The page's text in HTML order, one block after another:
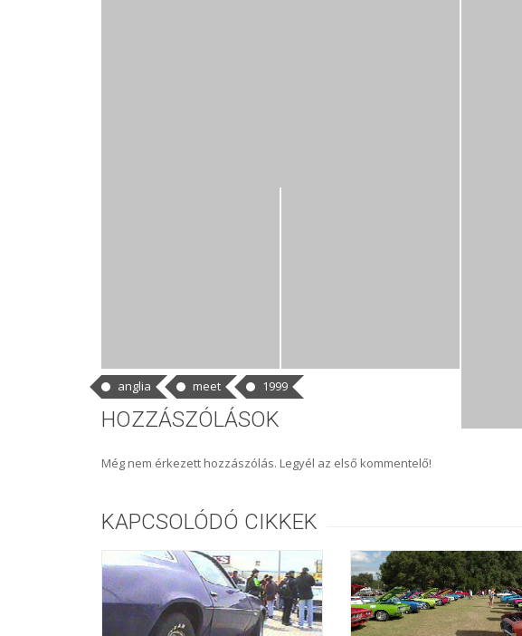
anglia meet 1999
HOZZÁSZÓLÁSOK
Még nem érkezett hozzászólás. Legyél az első kommentelő!
KAPCSOLÓDÓ CIKKEK